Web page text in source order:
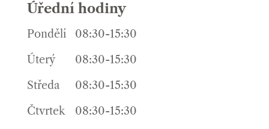
Úřední hodiny
Pondělí
08:30-15:30
Úterý
08:30-15:30
Středa
08:30-15:30
Čtvrtek
08:30-15:30